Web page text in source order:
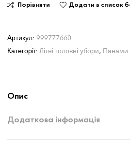
Порівняти Додати в список
Артикул: 999777660
Категорії: Літні головні убори, Панами
Опис
Додаткова інформація